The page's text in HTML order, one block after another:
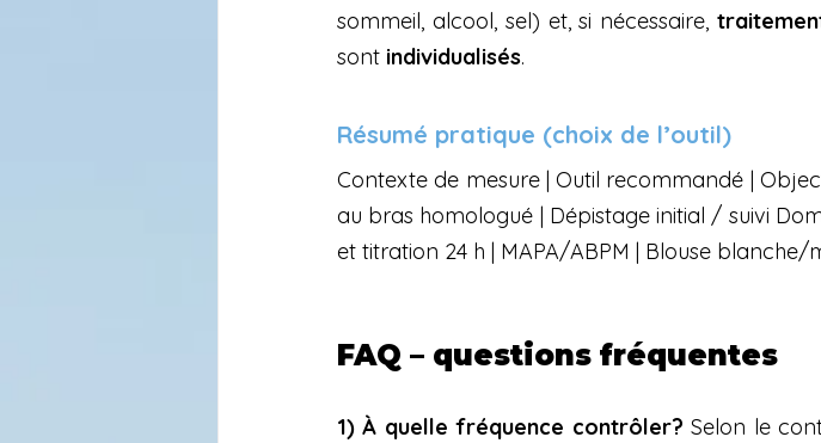
sommeil, alcool, sel) et, si nécessaire,
sont individualisés.
Résumé pratique (choix de l’outil)
Contexte de mesure | Outil recommandé |
au bras homologué | Dépistage initial / suivi
et titration 24 h | MAPA/ABPM | Blouse
FAQ – questions fréquentes
1) À quelle fréquence contrôler? Selon le